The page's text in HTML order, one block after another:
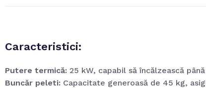
Caracteristici:
Putere termică: 25 kW, capabil să încălzească
Buncăr peleti: Capacitate generoasă de 45 kg,